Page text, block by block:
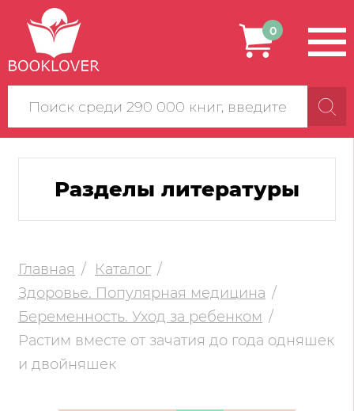
Поиск
по
сайту
0
Разделы литературы
Главная
Каталог
Здоровье. Популярная медицина
Беременность. Уход за ребенком
Растим вместе от зачатия до года одняшек
и двойняшек